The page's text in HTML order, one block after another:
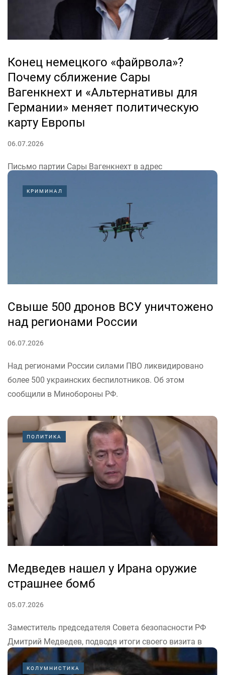
и в меньшей степени геополитическим разумом,
нередко гибли на защите чужих интересов...
Конец немецкого «файрвола»?
Почему сближение Сары
Вагенкнехт и «Альтернативы для
Германии» меняет политическую
карту Европы
06.07.2026
Письмо партии Сары Вагенкнехт в адрес
очередная новость о выборах. В действительности же
оно ставит под сомнение один из фундаментальных
принципов немецкой политической модели после
Второй мировой войны – отказ системных...
КРИМИНАЛ
Свыше 500 дронов ВСУ уничтожено
над регионами России
06.07.2026
Над регионами России силами ПВО ликвидировано
более 500 украинских беспилотников. Об этом
сообщили в Минобороны РФ.
Фото: Минобороны РФ
«В течение ночи дежурными средствами ПВО
перехвачены и уничтожены 519 украинских
беспилотных летательных аппаратов самолетного
типа», –...
ПОЛИТИКА
Медведев нашел у Ирана оружие
страшнее бомб
05.07.2026
Заместитель председателя Совета безопасности РФ
Дмитрий Медведев, подводя итоги своего визита в
Иран 4 июля, сделал ряд заявлений. Они касаются
российско-иранских отношений и геополитической
КОЛУМНИСТИКА